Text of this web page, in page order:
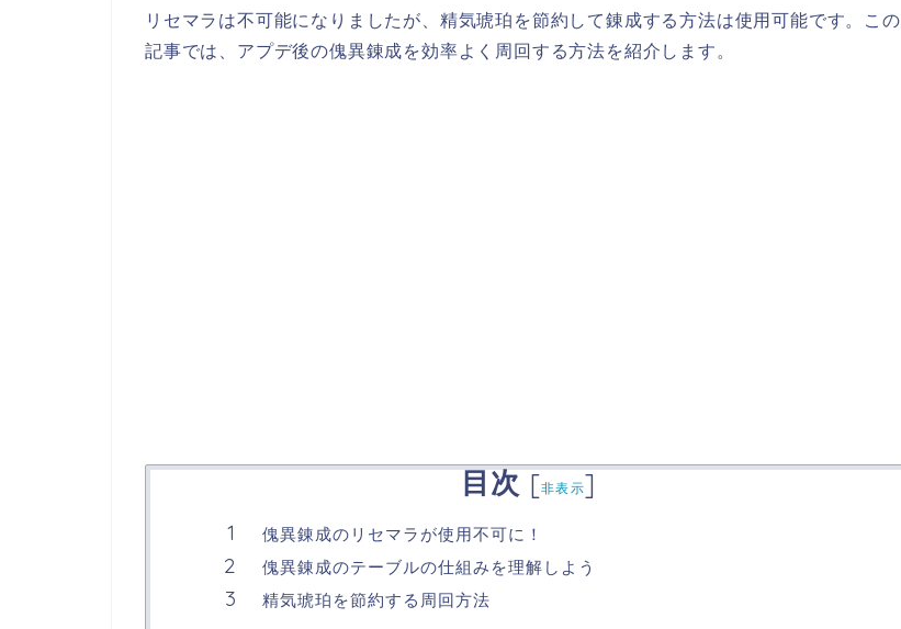
リセマラは不可能になりましたが、精気琥珀を節約して錬成する方法は使用可能です。この
記事では、アプデ後の傀異錬成を効率よく周回する方法を紹介します。
目次 [非表示]
傀異錬成のリセマラが使用不可に！
傀異錬成のテーブルの仕組みを理解しよう
精気琥珀を節約する周回方法